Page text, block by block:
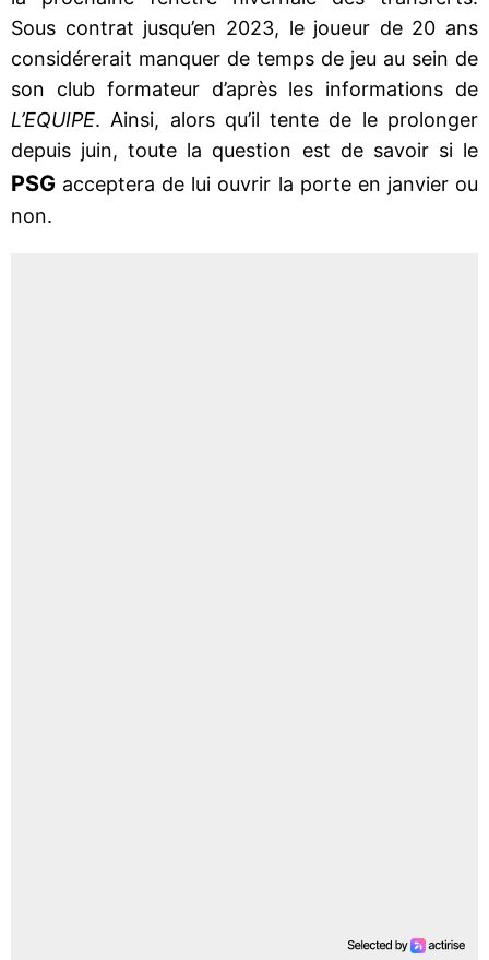
Sous contrat jusqu’en 2023, le joueur de 20 ans
considérerait manquer de temps de jeu au sein de
son club formateur d’après les informations de
L’EQUIPE. Ainsi, alors qu’il tente de le prolonger
depuis juin, toute la question est de savoir si le
PSG acceptera de lui ouvrir la porte en janvier ou
non.